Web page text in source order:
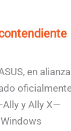
en alianza
y Ally X—